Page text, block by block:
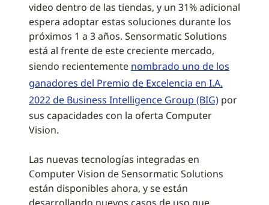
video dentro de las tiendas, y un 31% adicional
espera adoptar estas soluciones durante los
próximos 1 a 3 años. Sensormatic Solutions
está al frente de este creciente mercado,
siendo recientemente nombrado uno de los
ganadores del Premio de Excelencia en I.A.
2022 de Business Intelligence Group (BIG) por
sus capacidades con la oferta Computer
Vision.
Las nuevas tecnologías integradas en
Computer Vision de Sensormatic Solutions
están disponibles ahora, y se están